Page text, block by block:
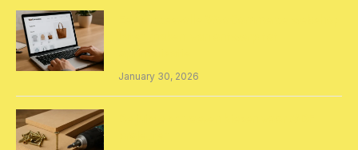
January 30, 2026